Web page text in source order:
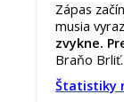
Zápas
musia
zvykne.
Braňo Brliť.
Štatistiky